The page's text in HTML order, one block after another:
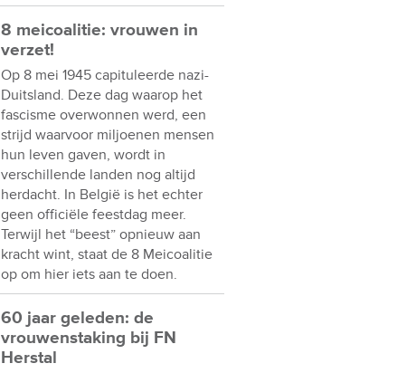
8 meicoalitie: vrouwen in
verzet!
Op 8 mei 1945 capituleerde nazi-
Duitsland. Deze dag waarop het
fascisme overwonnen werd, een
strijd waarvoor miljoenen mensen
hun leven gaven, wordt in
verschillende landen nog altijd
herdacht. In België is het echter
geen officiële feestdag meer.
Terwijl het “beest” opnieuw aan
kracht wint, staat de 8 Meicoalitie
op om hier iets aan te doen.
60 jaar geleden: de
vrouwenstaking bij FN
Herstal